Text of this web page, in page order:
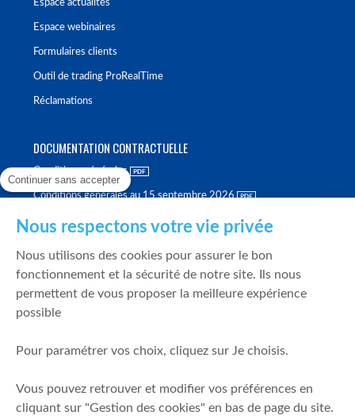
Espace actualités
Espace webinaires
Formulaires clients
Outil de trading ProRealTime
Réclamations
DOCUMENTATION CONTRACTUELLE
Conditions générales
Conditions générales au 15 septembre 2026
Politique de meilleure sélection
Politique de durabilité
Fonds de garantie des dépôts et de résolution
Mentions légales
Prévention de la fraude
Continuer sans accepter
Nous respectons votre vie privée
Nous utilisons des cookies pour assurer le bon
fonctionnement et la sécurité de notre site. Ils nous
permettent de vous proposer la meilleure expérience
possible
Pour paramétrer vos choix, cliquez sur Je choisis.
Vous pouvez retrouver et modifier vos préférences en
cliquant sur "Gestion des cookies" en bas de page du site.